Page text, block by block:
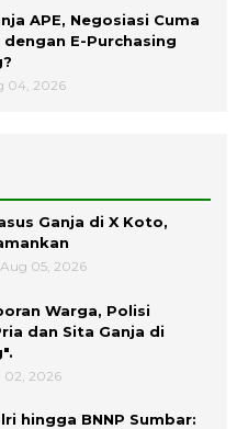
APE, Negosiasi Cuma
dengan E-Purchasing
04, 2026
Ganja di X Koto,
Aug 05, 2026
Warga, Polisi
dan Sita Ganja di
02, 2026
hingga BNNP Sumbar: